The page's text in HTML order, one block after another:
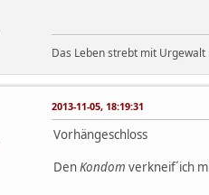
Das Leben strebt mit
2013-11-05, 18:19:31
Vorhängeschloss
DenKondom verkneif´ich